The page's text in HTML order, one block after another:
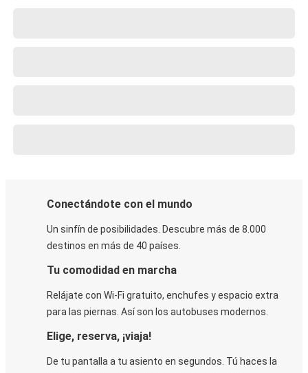
Conectándote con el mundo
Un sinfín de posibilidades. Descubre más de 8.000
destinos en más de 40 países.
Tu comodidad en marcha
Relájate con Wi-Fi gratuito, enchufes y espacio extra
para las piernas. Así son los autobuses modernos.
Elige, reserva, ¡viaja!
De tu pantalla a tu asiento en segundos. Tú haces la